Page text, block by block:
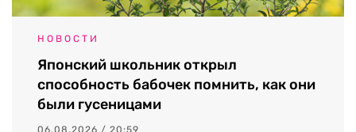
НОВОСТИ
Японский школьник открыл
способность бабочек помнить, как они
были гусеницами
06.08.2026 / 20:59